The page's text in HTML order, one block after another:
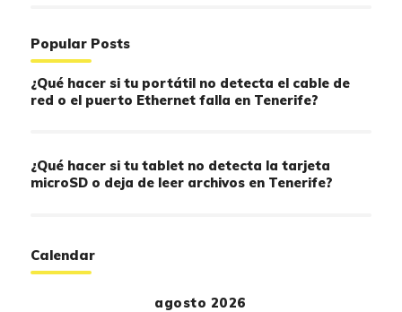
Popular Posts
¿Qué hacer si tu portátil no detecta el cable de
red o el puerto Ethernet falla en Tenerife?
¿Qué hacer si tu tablet no detecta la tarjeta
microSD o deja de leer archivos en Tenerife?
Calendar
agosto 2026